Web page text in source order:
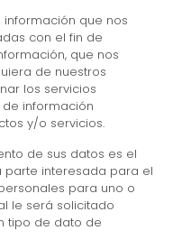
información que nos
con el fin de
que nos
de nuestros
los servicios
información
y/o servicios.
de sus datos es el
parte interesada para el
para uno o
le será solicitado
tipo de dato de